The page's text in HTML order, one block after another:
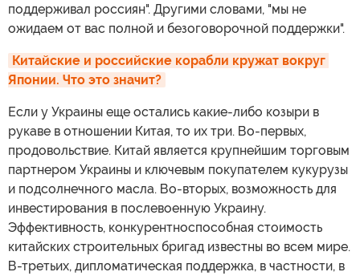
поддерживал россиян". Другими словами, "мы не
ожидаем от вас полной и безоговорочной поддержки".
Китайские и российские корабли кружат вокруг
Японии. Что это значит?
Если у Украины еще остались какие-либо козыри в
рукаве в отношении Китая, то их три. Во-первых,
продовольствие. Китай является крупнейшим торговым
партнером Украины и ключевым покупателем кукурузы
и подсолнечного масла. Во-вторых, возможность для
инвестирования в послевоенную Украину.
Эффективность, конкурентноспособная стоимость
китайских строительных бригад известны во всем мире.
В-третьих, дипломатическая поддержка, в частности, в